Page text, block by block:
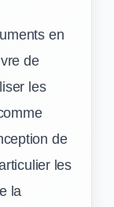
en
de
les
de
les
la